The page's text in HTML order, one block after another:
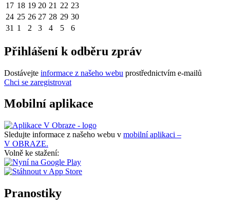
17 18 19 20 21 22 23
24 25 26 27 28 29 30
31 1 2 3 4 5 6
Přihlášení k odběru zpráv
Dostávejte informace z našeho webu prostřednictvím e-mailů
Chci se zaregistrovat
Mobilní aplikace
Sledujte informace z našeho webu v mobilní aplikaci –
V OBRAZE.
Volně ke stažení:
Pranostiky